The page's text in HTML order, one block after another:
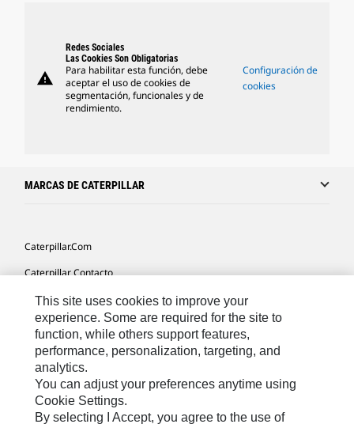
warning
Redes Sociales
Las Cookies Son Obligatorias
Para habilitar esta función, debe
aceptar el uso de cookies de
segmentación, funcionales y de
rendimiento.
Configuración de
cookies
MARCAS DE CATERPILLAR
Caterpillar.com
Caterpillar Contacto
Mis Preferencias De Marketing
Site Map
Cookie Settings
Legal
Privacy
This site uses cookies to improve your
experience. Some are required for the site to
function, while others support features,
performance, personalization, targeting, and
analytics.
You can adjust your preferences anytime using
Cookie Settings.
By selecting I Accept, you agree to the use of